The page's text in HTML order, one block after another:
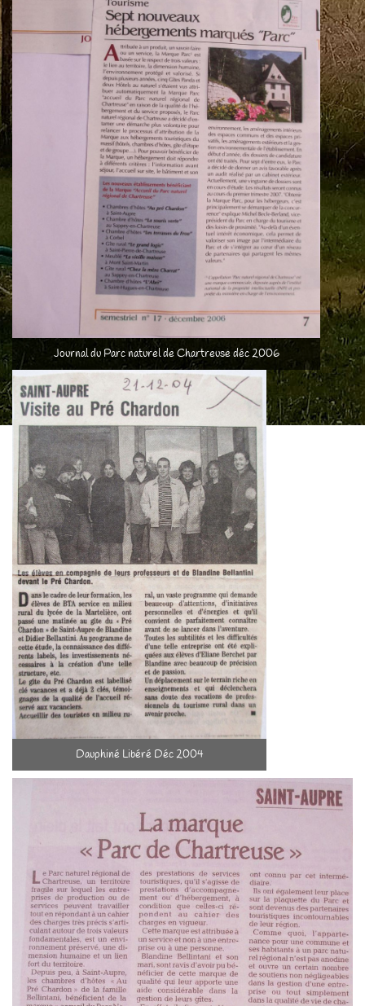
Journal du Parc naturel de Chartreuse déc 2006
Dauphiné Libéré Déc 2004